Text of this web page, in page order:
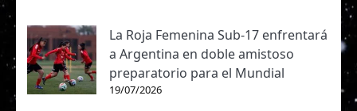
La Roja Femenina Sub-17 enfrentará
a Argentina en doble amistoso
preparatorio para el Mundial
19/07/2026